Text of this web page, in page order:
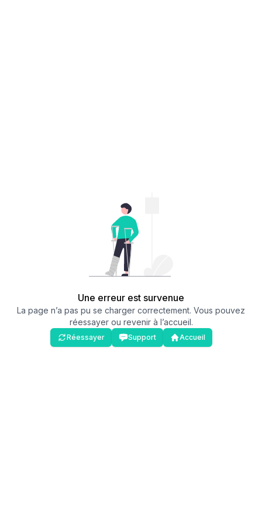
Une erreur est survenue
La page n’a pas pu se charger correctement. Vous pouvez
réessayer ou revenir à l’accueil.
Réessayer Support Accueil